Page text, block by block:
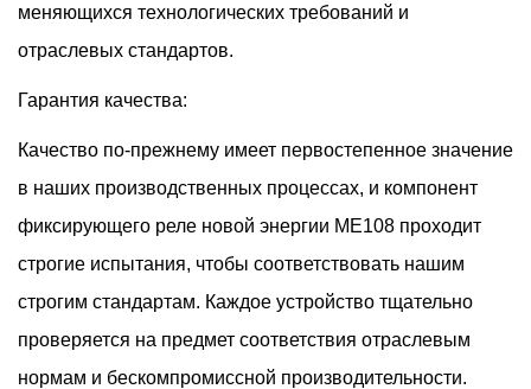
меняющихся технологических требований и
отраслевых стандартов.
Гарантия качества:
Качество по-прежнему имеет первостепенное значение
в наших производственных процессах, и компонент
фиксирующего реле новой энергии ME108 проходит
строгие испытания, чтобы соответствовать нашим
строгим стандартам. Каждое устройство тщательно
проверяется на предмет соответствия отраслевым
нормам и бескомпромиссной производительности.